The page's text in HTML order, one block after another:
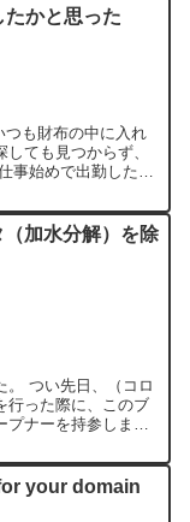
かと思った
つも財布の中に入れ
ても見つからず、
事始めで出勤したと
（加水分解）を除
。 つい先日、（コロ
行った際に、このブ
ナーを持参しまし
your domain